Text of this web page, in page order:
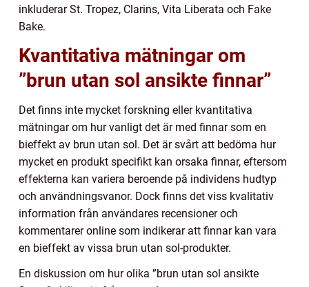
inkluderar St. Tropez, Clarins, Vita Liberata och Fake
Bake.
Kvantitativa mätningar om
”brun utan sol ansikte finnar”
Det finns inte mycket forskning eller kvantitativa
mätningar om hur vanligt det är med finnar som en
bieffekt av brun utan sol. Det är svårt att bedöma hur
mycket en produkt specifikt kan orsaka finnar, eftersom
effekterna kan variera beroende på individens hudtyp
och användningsvanor. Dock finns det viss kvalitativ
information från användares recensioner och
kommentarer online som indikerar att finnar kan vara
en bieffekt av vissa brun utan sol-produkter.
En diskussion om hur olika ”brun utan sol ansikte